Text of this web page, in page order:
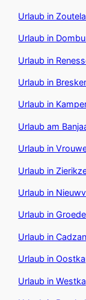
Urlaub in
Urlaub in
Urlaub in
Urlaub in
Urlaub in
Urlaub am
Urlaub in
Urlaub in
Urlaub in
Urlaub in Groede
Urlaub in
Urlaub in
Urlaub in